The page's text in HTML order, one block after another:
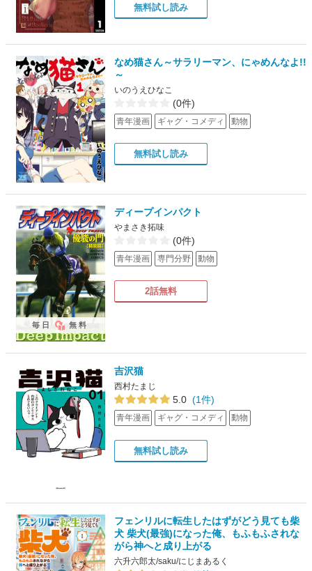
無料試し読み
なめ猫さん～サラリーマン、にゃめんなよ!!
～
いのうえひなこ
(0件)
青年漫画 ギャグ・コメディ 動物
無料試し読み
ディープインパクト
やまさき拓味
(0件)
青年漫画 専門分野 動物
2話無料
毎日 無料
吉沢猫
西村たまじ
5.0 (1件)
青年漫画 ギャグ・コメディ 動物
無料試し読み
フェンリルに転生したはずがどう見ても柴
犬 柴犬(最強)になった俺、もふもふされな
がら神へと成り上がる
六升六郎太/saku/にじまあるく